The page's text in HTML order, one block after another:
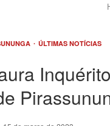
ÚLTIMAS NOTÍCIAS